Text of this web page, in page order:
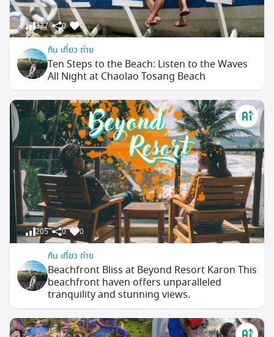
327 0 0
กิน เที่ยว ถ่าย
Ten Steps to the Beach: Listen to the Waves
All Night at Chaolao Tosang Beach
205 0 0
กิน เที่ยว ถ่าย
Beachfront Bliss at Beyond Resort Karon This
beachfront haven offers unparalleled
tranquility and stunning views.